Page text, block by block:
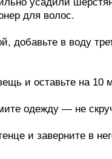
для волос.
добавьте в воду
и оставьте на 10
одежду — не
и заверните в